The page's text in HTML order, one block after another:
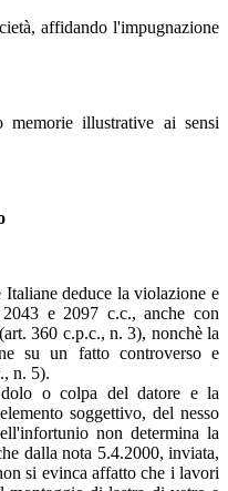
affidando l'impugnazione
memorie illustrative ai sensi
deduce la violazione e
e 2097 c.c., anche con
360 c.p.c., n. 3), nonchè la
su un fatto controverso e
n. 5).
dolo o colpa del datore e la
soggettivo, del nesso
non determina la
dalla nota 5.4.2000, inviata,
si evinca affatto che i lavori